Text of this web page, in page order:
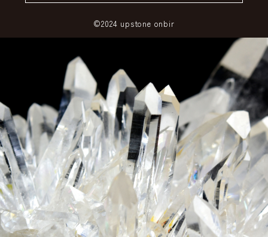
©2024 upstone onbir